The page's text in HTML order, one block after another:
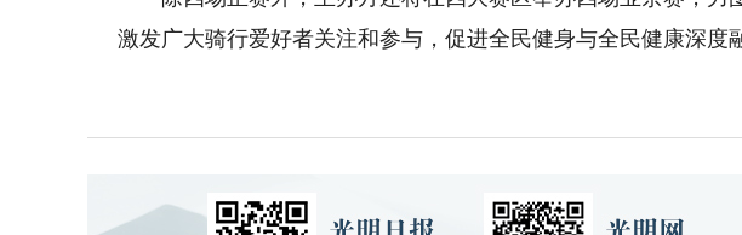
激发广大骑行爱好者关注和参与，促进全民健身与全民健康深度